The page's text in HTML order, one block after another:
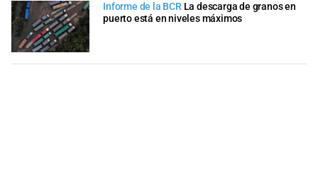
Informe de la BCR La descarga de granos en
puerto está en niveles máximos